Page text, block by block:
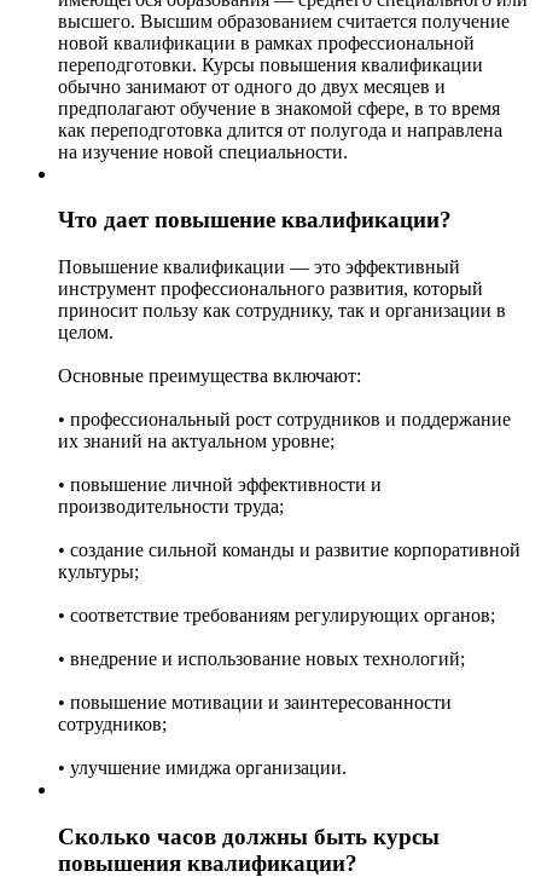
высшего. Высшим образованием считается получение
новой квалификации в рамках профессиональной
переподготовки. Курсы повышения квалификации
обычно занимают от одного до двух месяцев и
предполагают обучение в знакомой сфере, в то время
как переподготовка длится от полугода и направлена
на изучение новой специальности.
Что дает повышение квалификации?
Повышение квалификации — это эффективный
инструмент профессионального развития, который
приносит пользу как сотруднику, так и организации в
целом.
Основные преимущества включают:
• профессиональный рост сотрудников и поддержание
их знаний на актуальном уровне;
• повышение личной эффективности и
производительности труда;
• создание сильной команды и развитие корпоративной
культуры;
• соответствие требованиям регулирующих органов;
• внедрение и использование новых технологий;
• повышение мотивации и заинтересованности
сотрудников;
• улучшение имиджа организации.
Сколько часов должны быть курсы
повышения квалификации?